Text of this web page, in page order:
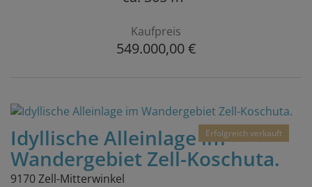
Kaufpreis
549.000,00 €
Erfolgreich verkauft
Idyllische Alleinlage im
Wandergebiet Zell-Koschuta.
9170 Zell-Mitterwinkel